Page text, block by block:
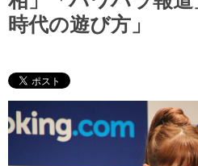
時代の遊び方」